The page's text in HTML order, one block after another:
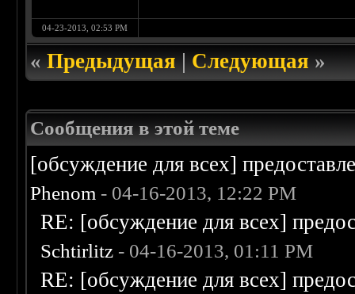
04-23-2013, 02:53 PM
«Предыдущая|Следующая»
Сообщения в этой теме
[обсуждение для всех]
Phenom - 04-16-2013, 12:22 PM
RE: [обсуждение для всех]
Schtirlitz - 04-16-2013, 01:11 PM
RE: [обсуждение для всех]